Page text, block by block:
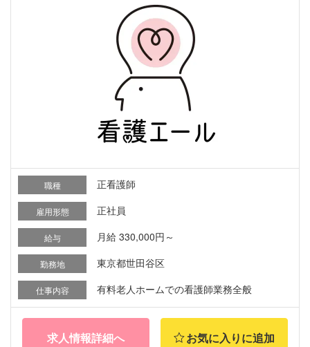
職種 正看護師
雇用形態 正社員
給与 月給 330,000円～
勤務地 東京都世田谷区
仕事内容 有料老人ホームでの看護師業務全般
求人情報詳細へ お気に入りに追加